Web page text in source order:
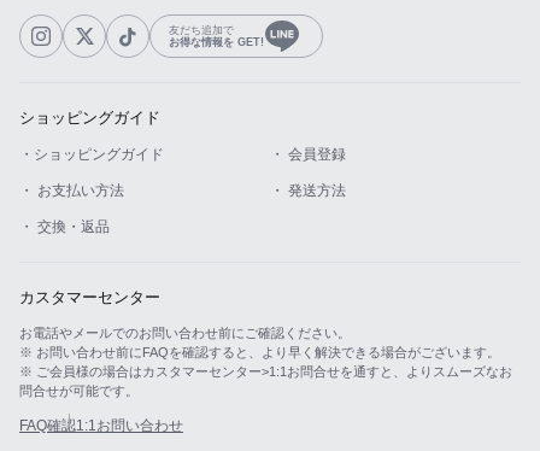
ショッピングガイド
友だち追加で
お得な情報を GET!
ショッピングガイド
・ショッピングガイド ・ 会員登録
・ お支払い方法 ・ 発送方法
・ 交換・返品
カスタマーセンター
お電話やメールでのお問い合わせ前にご確認ください。
※ お問い合わせ前にFAQを確認すると、より早く解決できる場合がございます。
※ ご会員様の場合はカスタマーセンター>1:1お問合せを通すと、よりスムーズなお
問合せが可能です。
FAQ確認1:1お問い合わせ